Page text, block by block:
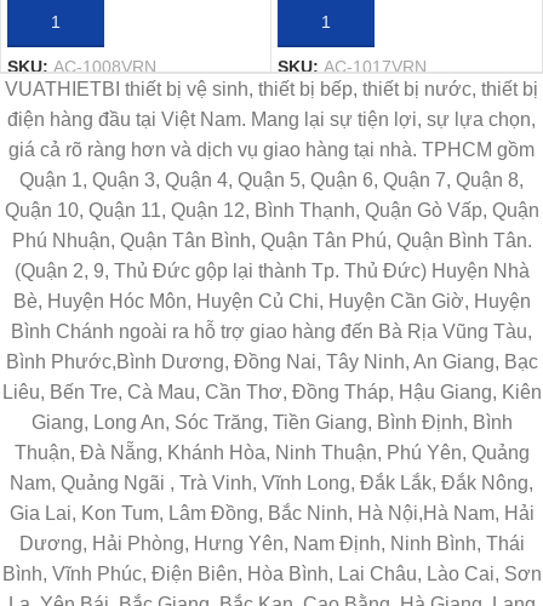
THÊM VÀO GIỎ HÀNG
SKU:AC-1008VRN
THÊM VÀO GIỎ HÀNG
SKU:AC-1017VRN
VUATHIETBI thiết bị vệ sinh, thiết bị bếp, thiết bị nước, thiết bị
điện hàng đầu tại Việt Nam. Mang lại sự tiện lợi, sự lựa chọn,
giá cả rõ ràng hơn và dịch vụ giao hàng tại nhà. TPHCM gồm
Quận 1, Quận 3, Quận 4, Quận 5, Quận 6, Quận 7, Quận 8,
Quận 10, Quận 11, Quận 12, Bình Thạnh, Quận Gò Vấp, Quận
Phú Nhuận, Quận Tân Bình, Quận Tân Phú, Quận Bình Tân.
(Quận 2, 9, Thủ Đức gộp lại thành Tp. Thủ Đức) Huyện Nhà
Bè, Huyện Hóc Môn, Huyện Củ Chi, Huyện Cần Giờ, Huyện
Bình Chánh ngoài ra hỗ trợ giao hàng đến Bà Rịa Vũng Tàu,
Bình Phước,Bình Dương, Đồng Nai, Tây Ninh, An Giang, Bạc
Liêu, Bến Tre, Cà Mau, Cần Thơ, Đồng Tháp, Hậu Giang, Kiên
Giang, Long An, Sóc Trăng, Tiền Giang, Bình Định, Bình
Thuận, Đà Nẵng, Khánh Hòa, Ninh Thuận, Phú Yên, Quảng
Nam, Quảng Ngãi , Trà Vinh, Vĩnh Long, Đắk Lắk, Đắk Nông,
Gia Lai, Kon Tum, Lâm Đồng, Bắc Ninh, Hà Nội,Hà Nam, Hải
Dương, Hải Phòng, Hưng Yên, Nam Định, Ninh Bình, Thái
Bình, Vĩnh Phúc, Điện Biên, Hòa Bình, Lai Châu, Lào Cai, Sơn